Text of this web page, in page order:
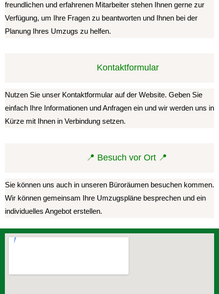
freundlichen und erfahrenen Mitarbeiter stehen Ihnen gerne zur
Verfügung, um Ihre Fragen zu beantworten und Ihnen bei der
Planung Ihres Umzugs zu helfen.
️ Kontaktformular
Nutzen Sie unser Kontaktformular auf der Website. Geben Sie
einfach Ihre Informationen und Anfragen ein und wir werden uns in
Kürze mit Ihnen in Verbindung setzen.
📍 Besuch vor Ort 📍
Sie können uns auch in unseren Büroräumen besuchen kommen.
Wir können gemeinsam Ihre Umzugspläne besprechen und ein
individuelles Angebot erstellen.